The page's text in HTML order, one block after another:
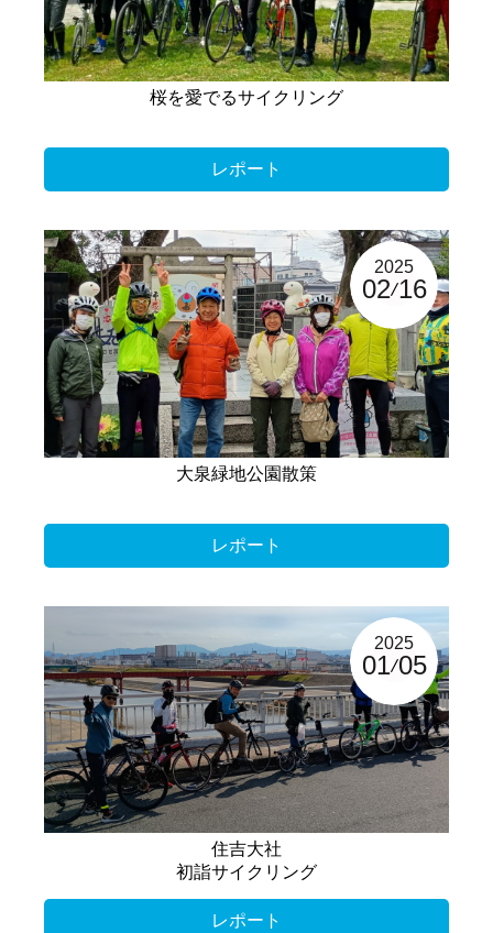
桜を愛でるサイクリング
レポート
2025
02 16
大泉緑地公園散策
レポート
2025
01 05
住吉大社
初詣サイクリング
レポート